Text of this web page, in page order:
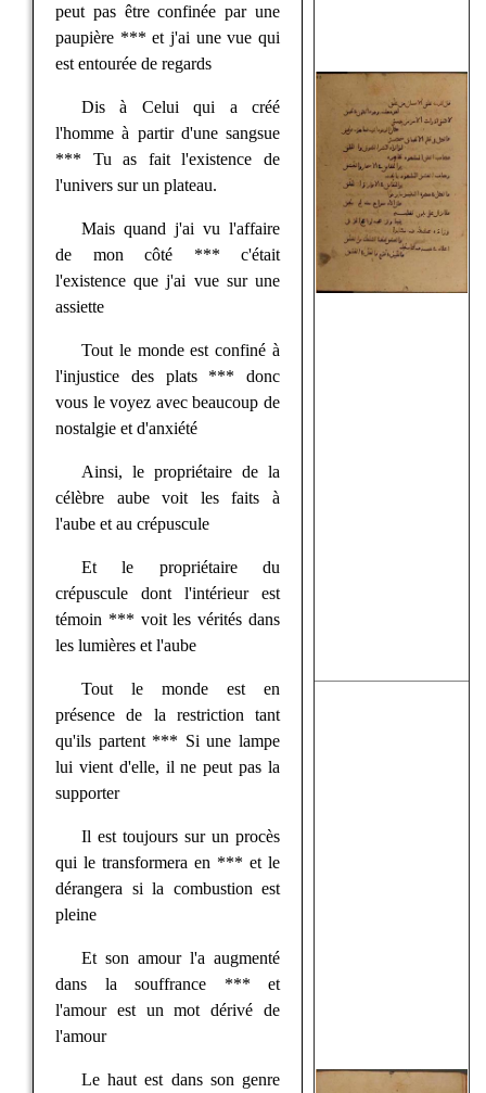
peut pas être confinée par une
paupière *** et j'ai une vue qui
est entourée de regards
Dis à Celui qui a créé
l'homme à partir d'une sangsue
*** Tu as fait l'existence de
l'univers sur un plateau.
Mais quand j'ai vu l'affaire
de mon côté *** c'était
l'existence que j'ai vue sur une
assiette
Tout le monde est confiné à
l'injustice des plats *** donc
vous le voyez avec beaucoup de
nostalgie et d'anxiété
Ainsi, le propriétaire de la
célèbre aube voit les faits à
l'aube et au crépuscule
Et le propriétaire du
crépuscule dont l'intérieur est
témoin *** voit les vérités dans
les lumières et l'aube
Tout le monde est en
présence de la restriction tant
qu'ils partent *** Si une lampe
lui vient d'elle, il ne peut pas la
supporter
Il est toujours sur un procès
qui le transformera en *** et le
dérangera si la combustion est
pleine
Et son amour l'a augmenté
dans la souffrance *** et
l'amour est un mot dérivé de
l'amour
Le haut est dans son genre